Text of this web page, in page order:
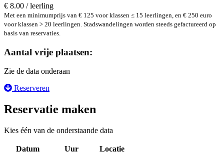
€ 8.00 / leerling
Met een minimumprijs van € 125 voor klassen ≤ 15 leerlingen, en € 250 euro
voor klassen > 20 leerlingen. Stadswandelingen worden steeds gefactureerd op
basis van reservaties.
Aantal vrije plaatsen:
Zie de data onderaan
Reserveren
Reservatie maken
Kies één van de onderstaande data
Datum Uur Locatie